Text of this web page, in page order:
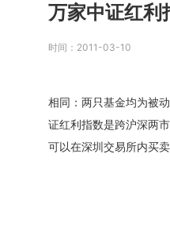
万家中证红利
时间：2011-03-10
相同：两只基金均为被
证红利指数是跨沪深两
可以在深圳交易所内买